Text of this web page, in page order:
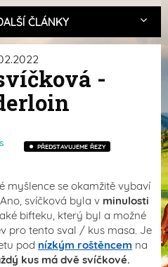
ČLÁNKY
-
PŘEDSTAVUJEME ŘEZY
myšlence se okamžitě vybaví
svíčková byla v minulosti
bifteku, který byl a možné
pro tento sval / kus masa. Je
pod nízkým roštěncem na
kus má dvě svíčkové.